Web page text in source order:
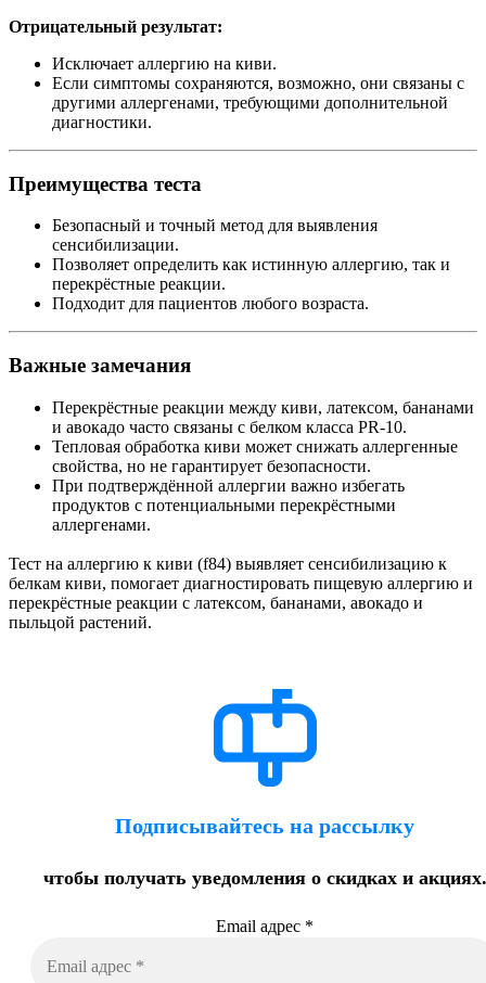
Отрицательный результат:
Исключает аллергию на киви.
Если симптомы сохраняются, возможно, они связаны с
другими аллергенами, требующими дополнительной
диагностики.
Преимущества теста
Безопасный и точный метод для выявления
сенсибилизации.
Позволяет определить как истинную аллергию, так и
перекрёстные реакции.
Подходит для пациентов любого возраста.
Важные замечания
Перекрёстные реакции между киви, латексом, бананами
и авокадо часто связаны с белком класса PR-10.
Тепловая обработка киви может снижать аллергенные
свойства, но не гарантирует безопасности.
При подтверждённой аллергии важно избегать
продуктов с потенциальными перекрёстными
аллергенами.
Тест на аллергию к киви (f84) выявляет сенсибилизацию к
белкам киви, помогает диагностировать пищевую аллергию и
перекрёстные реакции с латексом, бананами, авокадо и
пыльцой растений.
Подписывайтесь на рассылку
чтобы получать уведомления о скидках и акциях.
Email адрес *